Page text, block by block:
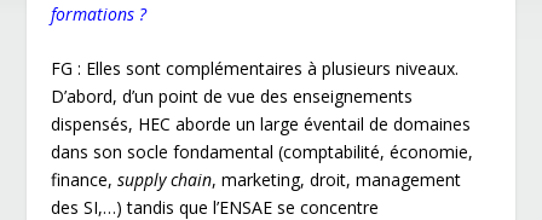
formations ?
FG : Elles sont complémentaires à plusieurs niveaux.
D’abord, d’un point de vue des enseignements
dispensés, HEC aborde un large éventail de domaines
dans son socle fondamental (comptabilité, économie,
finance,supply chain, marketing, droit, management
des SI,…) tandis que l’ENSAE se concentre